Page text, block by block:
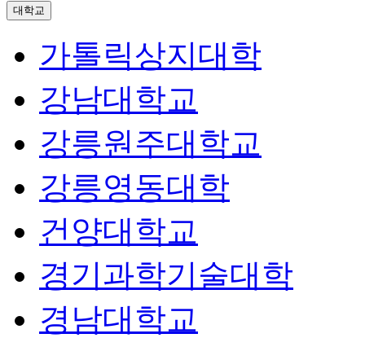
대학교
가톨릭상지대학
강남대학교
강릉원주대학교
강릉영동대학
건양대학교
경기과학기술대학
경남대학교